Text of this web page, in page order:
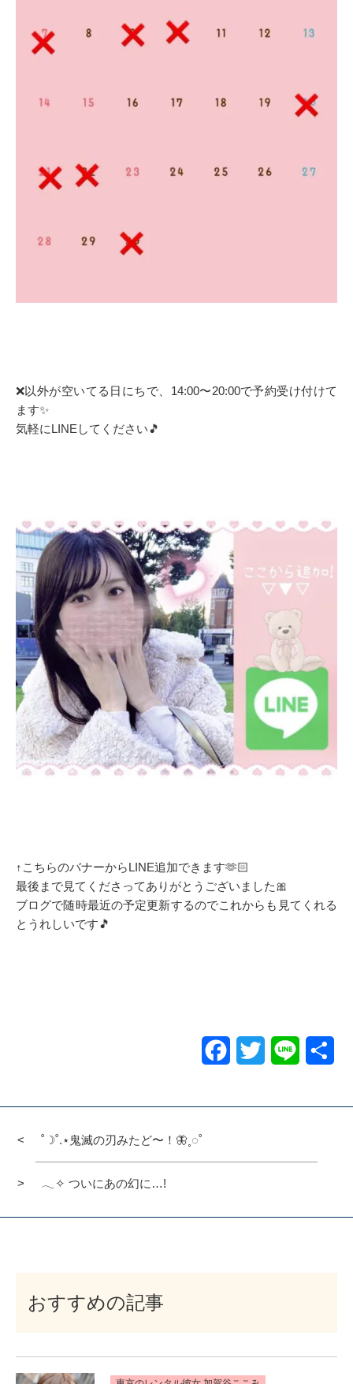
❌以外が空いてる日にちで、14:00〜20:00で予約受け付けて
ます✨
気軽にLINEしてください🎵
↑こちらのバナーからLINE追加できます🫶🏻
最後まで見てくださってありがとうございました🎀
ブログで随時最近の予定更新するのでこれからも見てくれる
とうれしいです🎵
Facebook
Twitter Line
˚☽˚.⋆鬼滅の刃みたど〜！🦋˳◌˚
𓂃✧ ついにあの幻に…!
おすすめの記事